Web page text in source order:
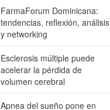
FarmaForum Dominicana:
tendencias, reflexión, análisis
y networking
Esclerosis múltiple puede
acelerar la pérdida de
volumen cerebral
Apnea del sueño pone en